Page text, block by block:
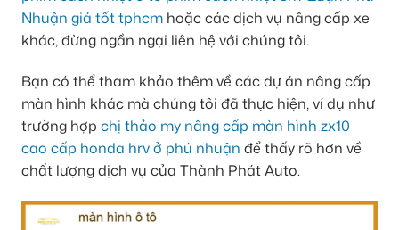
Nhuận giá tốt tphcm hoặc các dịch vụ nâng cấp xe
khác, đừng ngần ngại liên hệ với chúng tôi.
Bạn có thể tham khảo thêm về các dự án nâng cấp
màn hình khác mà chúng tôi đã thực hiện, ví dụ như
trường hợp chị thảo my nâng cấp màn hình zx10
cao cấp honda hrv ở phú nhuận để thấy rõ hơn về
chất lượng dịch vụ của Thành Phát Auto.